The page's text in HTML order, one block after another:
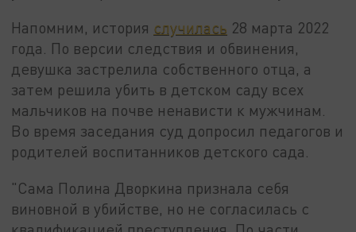
Напомним, история случилась 28 марта 2022
года. По версии следствия и обвинения,
девушка застрелила собственного отца, а
затем решила убить в детском саду всех
мальчиков на почве ненависти к мужчинам.
Во время заседания суд допросил педагогов и
родителей воспитанников детского сада.
"Сама Полина Дворкина признала себя
виновной в убийстве, но не согласилась с